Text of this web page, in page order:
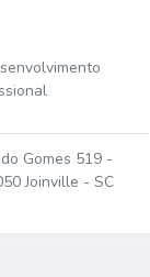
Gomes 519 -
Joinville - SC